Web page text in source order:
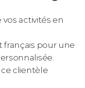
activités en
français pour une
clientèle